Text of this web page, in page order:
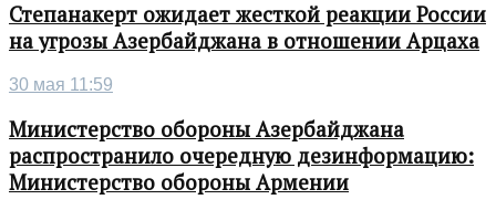
Степанакерт ожидает жесткой реакции России
на угрозы Азербайджана в отношении Арцаха
30 мая 11:59
Министерство обороны Азербайджана
распространило очередную дезинформацию:
Министерство обороны Армении